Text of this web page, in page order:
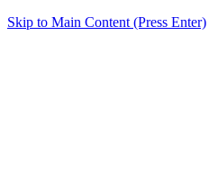
Skip to Main Content (Press Enter)